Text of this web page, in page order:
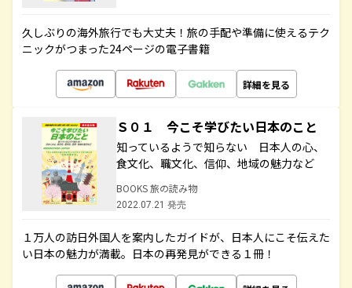
久しぶりの海外旅行でも大丈夫！旅の手配や準備に使えるテク
ニックがつまった24ページの電子書籍
詳細を見る
Ｓ０１ 今こそ学びたい日本のこと
知っているようで知らない 日本人の心、
食文化、職文化、信仰、地域の魅力など
BOOKS 旅の読み物
2022.07.21 発売
１万人の訪日外国人を案内したガイドが、日本人にこそ伝えた
い日本の魅力が満載。日本の再発見ができる１冊！